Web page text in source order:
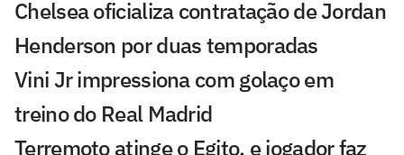
Chelsea oficializa contratação de Jordan
Henderson por duas temporadas
Vini Jr impressiona com golaço em
treino do Real Madrid
Terremoto atinge o Egito, e jogador faz